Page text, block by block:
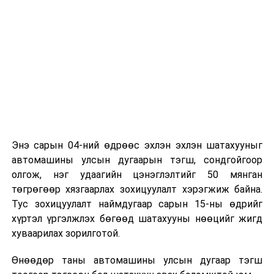
Энэ сарын 04-ний өдрөөс эхлэн эхлэн шатахууныг
автомашины улсын дугаарын тэгш, сондгойгоор
олгож, нэг удаагийн цэнэглэлтийг 50 мянган
төгрөгөөр хязгаарлах зохицуулалт хэрэгжиж байна.
Тус зохицуулалт наймдугаар сарын 15-ны өдрийг
хүртэл үргэлжлэх бөгөөд шатахууны нөөцийг жигд
хуваарилах зорилготой.
Өнөөдөр таны автомашины улсын дугаар тэгш